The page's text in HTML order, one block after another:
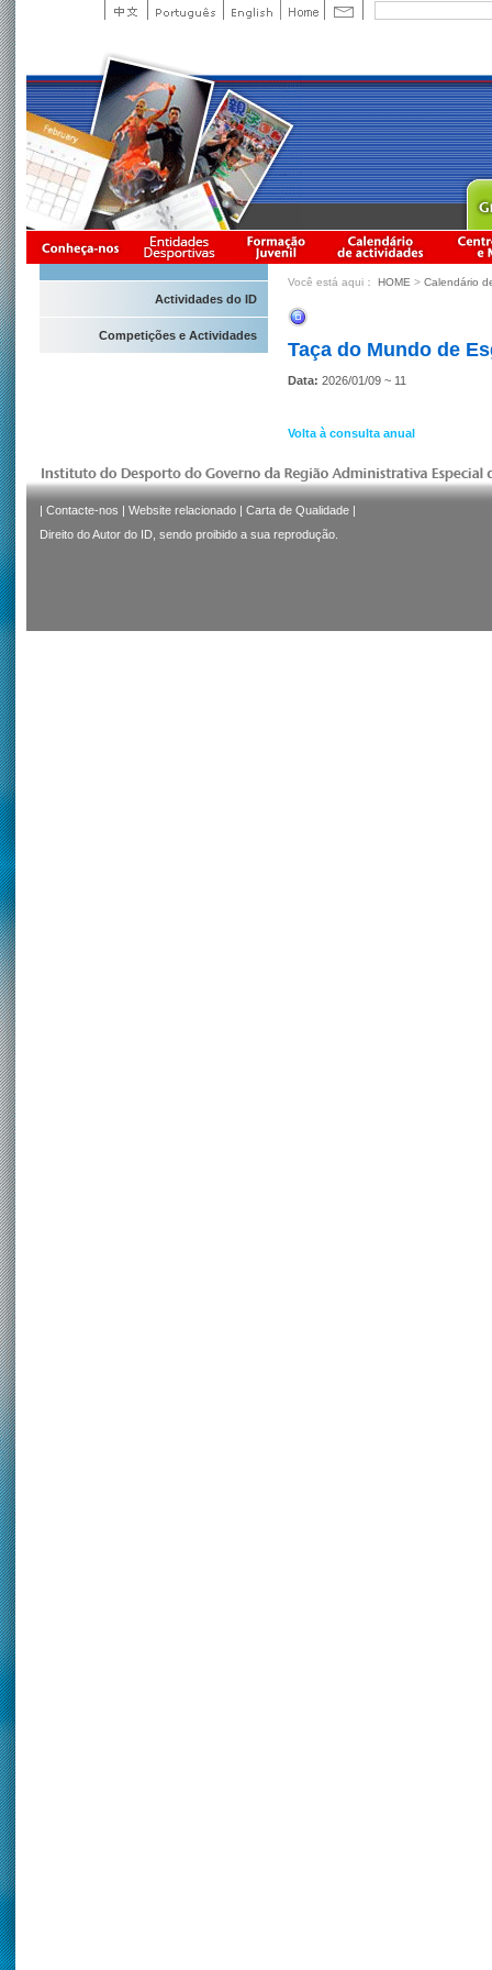
Actividades do ID
Competições e Actividades
Você está aqui： HOME > Calendário
Taça do Mundo de
Data: 2026/01/09 ~ 11
Volta à consulta anual
| Contacte-nos | Website relacionado | Carta de Qualidade |
Direito do Autor do ID, sendo proibido a sua reprodução.